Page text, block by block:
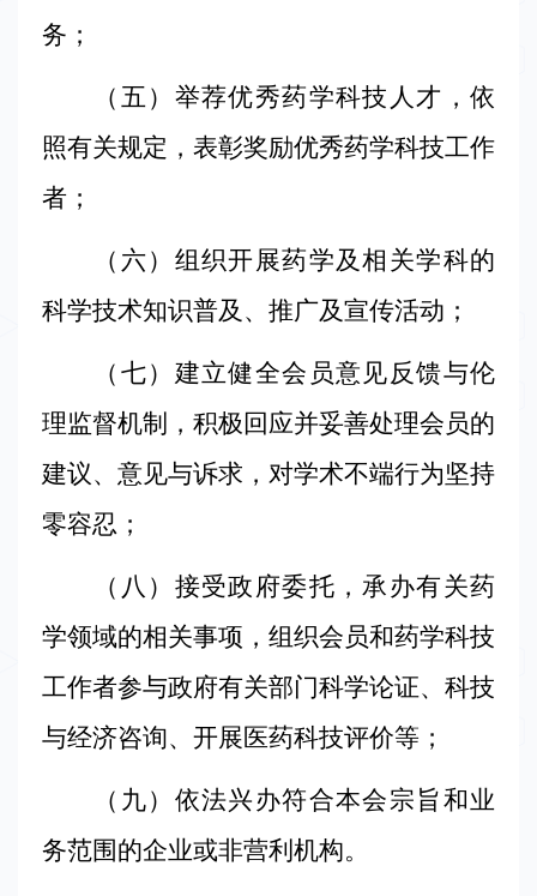
务；
（五）举荐优秀药学科技人才，依
照有关规定，表彰奖励优秀药学科技工作
者；
（六）组织开展药学及相关学科的
科学技术知识普及、推广及宣传活动；
（七）建立健全会员意见反馈与伦
理监督机制，积极回应并妥善处理会员的
建议、意见与诉求，对学术不端行为坚持
零容忍；
（八）接受政府委托，承办有关药
学领域的相关事项，组织会员和药学科技
工作者参与政府有关部门科学论证、科技
与经济咨询、开展医药科技评价等；
（九）依法兴办符合本会宗旨和业
务范围的企业或非营利机构。